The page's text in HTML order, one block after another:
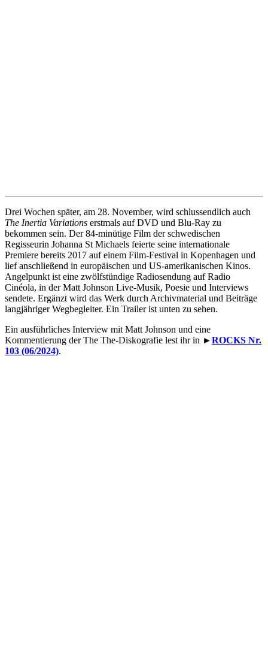
Drei Wochen später, am 28. November, wird schlussendlich auch
The Inertia Variations erstmals auf DVD und Blu-Ray zu
bekommen sein. Der 84-minütige Film der schwedischen
Regisseurin Johanna St Michaels feierte seine internationale
Premiere bereits 2017 auf einem Film-Festival in Kopenhagen und
lief anschließend in europäischen und US-amerikanischen Kinos.
Angelpunkt ist eine zwölfstündige Radiosendung auf Radio
Cinéola, in der Matt Johnson Live-Musik, Poesie und Interviews
sendete. Ergänzt wird das Werk durch Archivmaterial und Beiträge
langjähriger Wegbegleiter. Ein Trailer ist unten zu sehen.
Ein ausführliches Interview mit Matt Johnson und eine
Kommentierung der The The-Diskografie lest ihr in ►ROCKS Nr.
103 (06/2024).